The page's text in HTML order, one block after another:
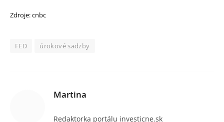
Zdroje: cnbc
FED úrokové sadzby
Martina
Redaktorka portálu investicne.sk